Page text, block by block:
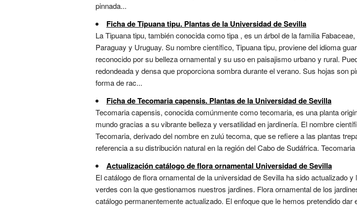
pinnada...
Ficha de Tipuana tipu. Plantas de la Universidad de Sevilla
La Tipuana tipu, también conocida como tipa , es un árbol de la familia
Paraguay y Uruguay. Su nombre científico, Tipuana tipu, proviene del idioma
reconocido por su belleza ornamental y su uso en paisajismo urbano y rural.
redondeada y densa que proporciona sombra durante el verano. Sus hojas son
forma de rac...
Ficha de Tecomaria capensis. Plantas de la Universidad de Sevilla
Tecomaria capensis, conocida comúnmente como tecomaria, es una planta
mundo gracias a su vibrante belleza y versatilidad en jardinería. El nombre
Tecomaria, derivado del nombre en zulú tecoma, que se refiere a las plantas
referencia a su distribución natural en la región del Cabo de Sudáfrica.
Actualización catálogo de flora ornamental Universidad de Sevilla
El catálogo de flora ornamental de la universidad de Sevilla ha sido actualizado
verdes con la que gestionamos nuestros jardines. Flora ornamental de los
catálogo permanentemente actualizado. El enfoque que le hemos pretendido